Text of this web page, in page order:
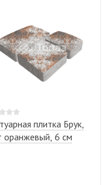
плитка Брук,
оранжевый, 6 см